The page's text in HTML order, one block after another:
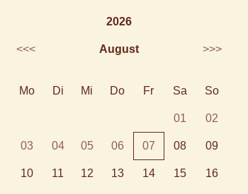
2026
<<< August >>>
Mo Di Mi Do Fr Sa So
01 02
03 04 05 06 07 08 09
10 11 12 13 14 15 16